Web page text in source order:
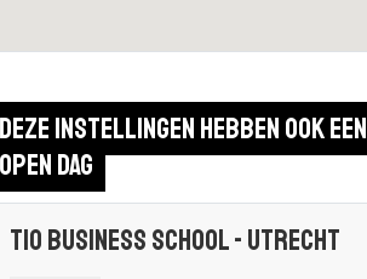
Deze instellingen hebben ook een
open dag
Tio Business School - Utrecht